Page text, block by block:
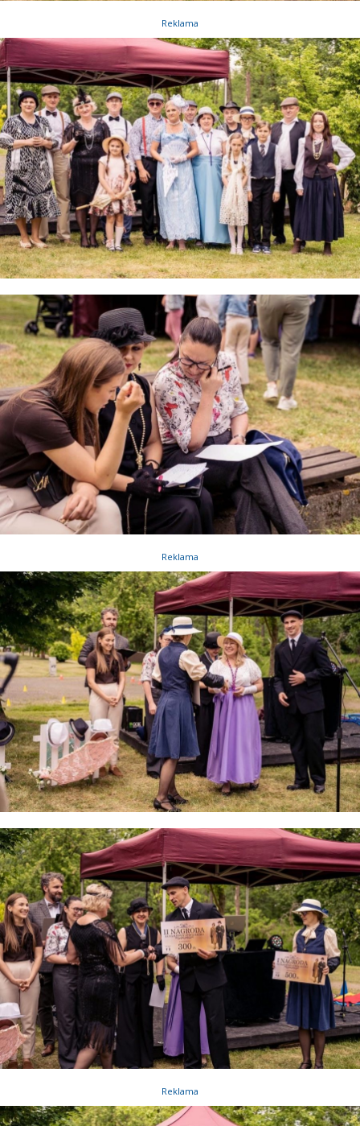
Reklama
Reklama
Reklama